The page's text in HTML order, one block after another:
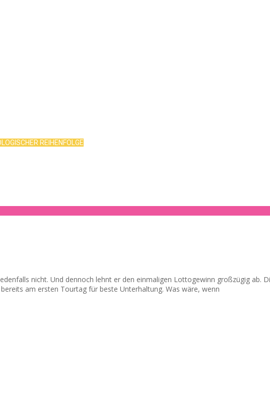
REIHENFOLGE
nicht. Und dennoch lehnt er den einmaligen Lottogewinn großzügig ab.
am ersten Tourtag für beste Unterhaltung. Was wäre, wenn